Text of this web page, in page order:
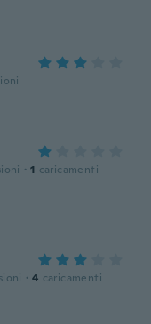
· 1 caricamenti
· 4 caricamenti